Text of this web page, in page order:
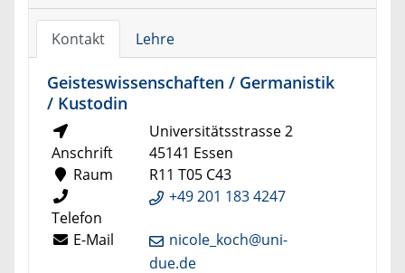
Kontakt Lehre
Geisteswissenschaften / Germanistik
/ Kustodin
Anschrift
Universitätsstrasse 2
45141 Essen
Raum
R11 T05 C43
Telefon
+49 201 183 4247
E-Mail
nicole_koch@uni-
due.de